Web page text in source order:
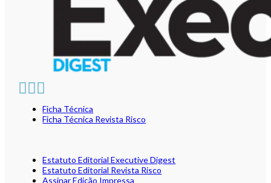
Ficha Técnica
Ficha Técnica Revista Risco
Estatuto Editorial Executive Digest
Estatuto Editorial Revista Risco
Assinar Edição Impressa